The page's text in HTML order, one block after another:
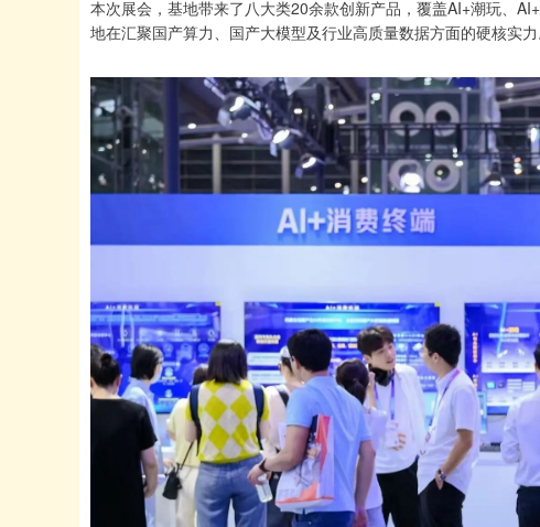
本次展会，基地带来了八大类20余款创新产品，覆盖AI+潮玩、
地在汇聚国产算力、国产大模型及行业高质量数据方面的硬核实力